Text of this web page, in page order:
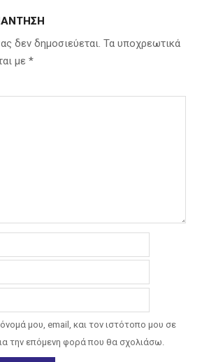
δεν δημοσιεύεται. Τα υποχρεωτικά
με *
μου, email, και τον ιστότοπο μου σε
την επόμενη φορά που θα σχολιάσω.